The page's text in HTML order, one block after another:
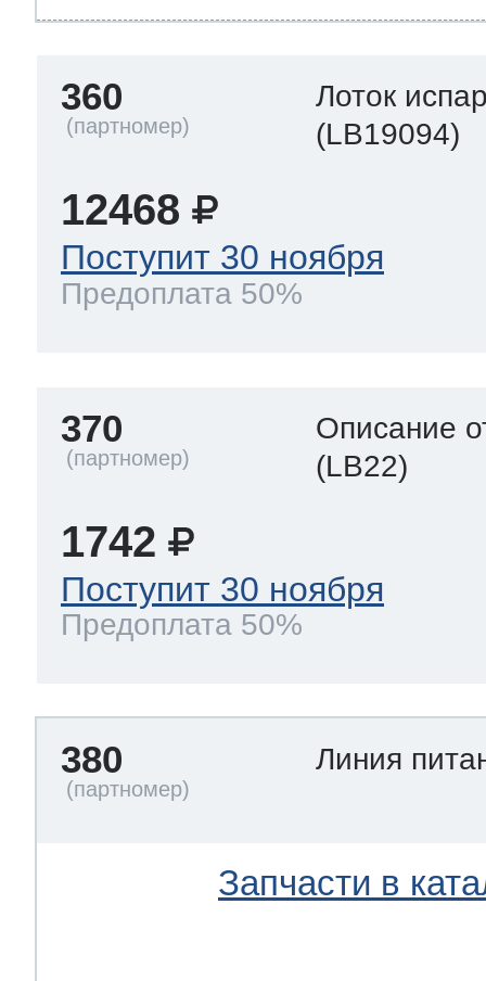
360
Лоток
(LB19094)
12468
Поступит 30 ноября
Предоплата 50%
370
Описание
(LB22)
1742
Поступит 30 ноября
Предоплата 50%
380 Линия
Запчасти в